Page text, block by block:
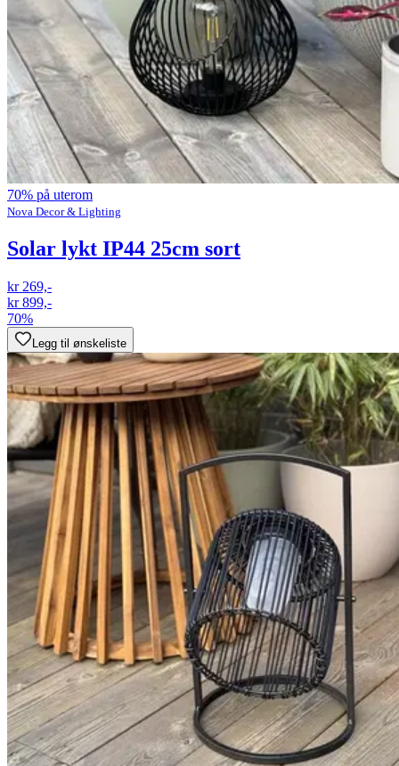
70% på uterom
Nova Decor & Lighting
Solar lykt IP44 25cm sort
kr 269,-
kr 899,-
70%
Legg til ønskeliste